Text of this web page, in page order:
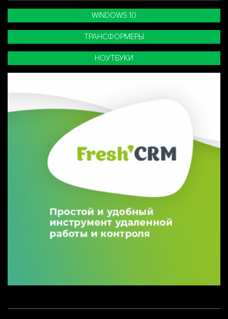
WINDOWS 10
ТРАНСФОРМЕРЫ
НОУТБУКИ